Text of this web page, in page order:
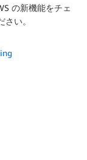
の新機能をチェ
い。